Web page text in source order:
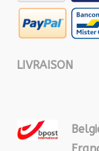
LIVRAISON